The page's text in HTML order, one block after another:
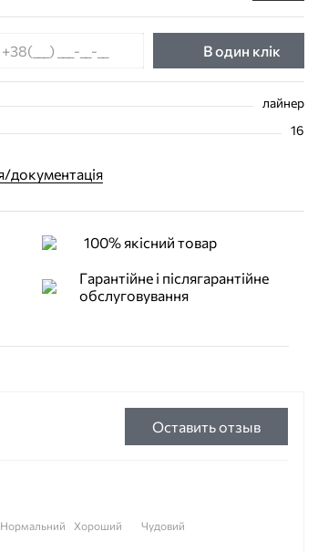
В один клік
лайнер
16
документація
100% якісний товар
Гарантійне і післягарантійне
обслуговування
Оставить отзыв
Чудовий
Хороший
Нормальний